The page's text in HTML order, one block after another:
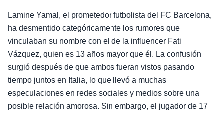
Lamine Yamal, el prometedor futbolista del FC Barcelona,
ha desmentido categóricamente los rumores que
vinculaban su nombre con el de la influencer Fati
Vázquez, quien es 13 años mayor que él. La confusión
surgió después de que ambos fueran vistos pasando
tiempo juntos en Italia, lo que llevó a muchas
especulaciones en redes sociales y medios sobre una
posible relación amorosa. Sin embargo, el jugador de 17